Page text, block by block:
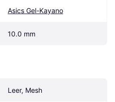
Asics Gel-Kayano
10.0 mm
Leer, Mesh